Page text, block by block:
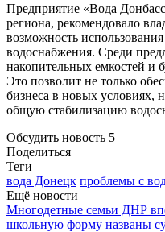
Предприятие «Вода
региона, рекомендовало
возможность
водоснабжения. Среди
накопительных емкостей и
Это позволит не только
бизнеса в новых условиях,
общую стабилизацию
Обсудить новость 5
Поделиться
Теги
вода Донецк проблемы с
Ещё новости
Многодетные семьи ДНР
школьную форму названы